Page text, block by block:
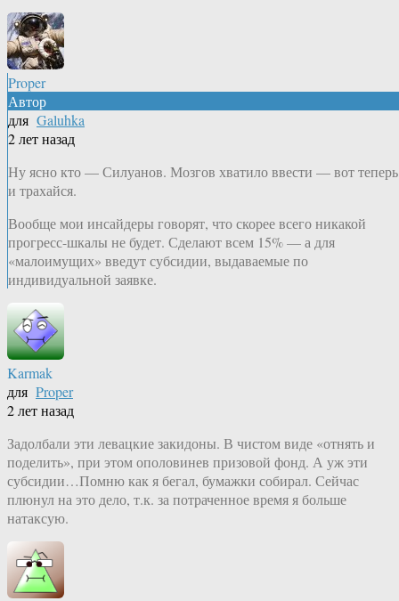
Proper
Автор
для Galuhka
2 лет назад
Ну ясно кто — Силуанов. Мозгов хватило ввести — вот теперь
и трахайся.
Вообще мои инсайдеры говорят, что скорее всего никакой
прогресс-шкалы не будет. Сделают всем 15% — а для
«малоимущих» введут субсидии, выдаваемые по
индивидуальной заявке.
Karmak
для Proper
2 лет назад
Задолбали эти левацкие закидоны. В чистом виде «отнять и
поделить», при этом ополовинев призовой фонд. А уж эти
субсидии…Помню как я бегал, бумажки собирал. Сейчас
плюнул на это дело, т.к. за потраченное время я больше
натаксую.